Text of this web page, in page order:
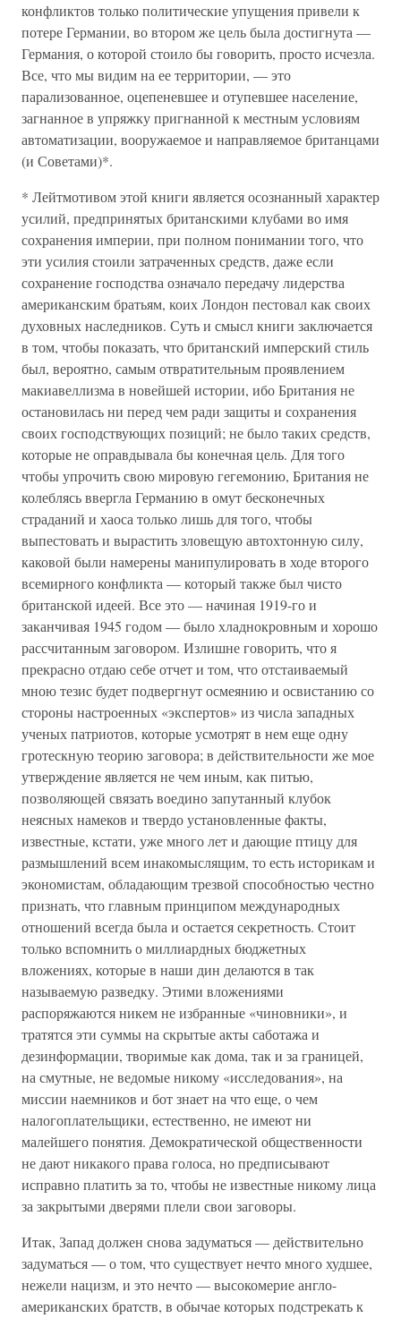
конфликтов только политические упущения привели к
потере Германии, во втором же цель была достигнута —
Германия, о которой стоило бы говорить, просто исчезла.
Все, что мы видим на ее территории, — это
парализованное, оцепеневшее и отупевшее население,
загнанное в упряжку пригнанной к местным условиям
автоматизации, вооружаемое и направляемое британцами
(и Советами)*.
* Лейтмотивом этой книги является осознанный характер
усилий, предпринятых британскими клубами во имя
сохранения империи, при полном понимании того, что
эти усилия стоили затраченных средств, даже если
сохранение господства означало передачу лидерства
американским братьям, коих Лондон пестовал как своих
духовных наследников. Суть и смысл книги заключается
в том, чтобы показать, что британский имперский стиль
был, вероятно, самым отвратительным проявлением
макиавеллизма в новейшей истории, ибо Британия не
остановилась ни перед чем ради защиты и сохранения
своих господствующих позиций; не было таких средств,
которые не оправдывала бы конечная цель. Для того
чтобы упрочить свою мировую гегемонию, Британия не
колеблясь ввергла Германию в омут бесконечных
страданий и хаоса только лишь для того, чтобы
выпестовать и вырастить зловещую автохтонную силу,
каковой были намерены манипулировать в ходе второго
всемирного конфликта — который также был чисто
британской идеей. Все это — начиная 1919-го и
заканчивая 1945 годом — было хладнокровным и хорошо
рассчитанным заговором. Излишне говорить, что я
прекрасно отдаю себе отчет и том, что отстаиваемый
мною тезис будет подвергнут осмеянию и освистанию со
стороны настроенных «экспертов» из числа западных
ученых патриотов, которые усмотрят в нем еще одну
гротескную теорию заговора; в действительности же мое
утверждение является не чем иным, как питью,
позволяющей связать воедино запутанный клубок
неясных намеков и твердо установленные факты,
известные, кстати, уже много лет и дающие птицу для
размышлений всем инакомыслящим, то есть историкам и
экономистам, обладающим трезвой способностью честно
признать, что главным принципом международных
отношений всегда была и остается секретность. Стоит
только вспомнить о миллиардных бюджетных
вложениях, которые в наши дин делаются в так
называемую разведку. Этими вложениями
распоряжаются никем не избранные «чиновники», и
тратятся эти суммы на скрытые акты саботажа и
дезинформации, творимые как дома, так и за границей,
на смутные, не ведомые никому «исследования», на
миссии наемников и бот знает на что еще, о чем
налогоплательщики, естественно, не имеют ни
малейшего понятия. Демократической общественности
не дают никакого права голоса, но предписывают
исправно платить за то, чтобы не известные никому лица
за закрытыми дверями плели свои заговоры.
Итак, Запад должен снова задуматься — действительно
задуматься — о том, что существует нечто много худшее,
нежели нацизм, и это нечто — высокомерие англо-
американских братств, в обычае которых подстрекать к